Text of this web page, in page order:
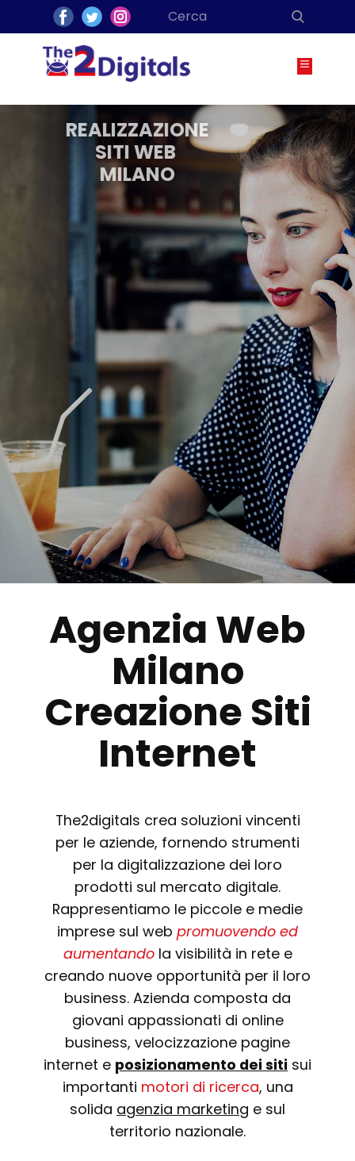
REALIZZAZIONE
SITI WEB
MILANO
​ ​REALIZZAZIONE SITI
INTERNET
Sviluppo pagine web
AGENZIA SEO SEM
Agenzia Web
Milano
Creazione Siti
Internet
The2digitals crea soluzioni vincenti
per le aziende, fornendo strumenti
per la digitalizzazione dei loro
prodotti sul mercato digitale.
Rappresentiamo le piccole e medie
imprese sul web promuovendo ed
aumentandola visibilità in rete e
creando nuove opportunità per il loro
business. Azienda composta da
giovani appassionati di online
business, velocizzazione pagine
internet e posizionamento dei siti sui
importanti motori di ricerca, una
solida agenzia marketing e sul
territorio nazionale.